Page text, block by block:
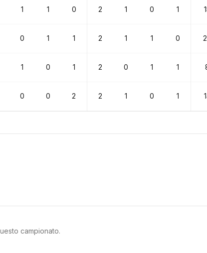
1 1 0 2 1 0 1
0 1 1 2 1 1 0
1 0 1 2 0 1 1
0 0 2 2 1 0 1
campionato.